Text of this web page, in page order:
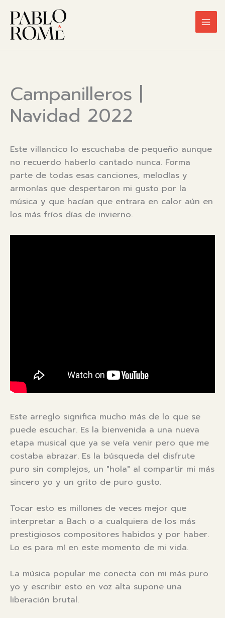
contenido
Campanilleros |
Navidad 2022
Este villancico lo escuchaba de pequeño aunque
no recuerdo haberlo cantado nunca. Forma
parte de todas esas canciones, melodías y
armonías que despertaron mi gusto por la
música y que hacían que entrara en calor aún en
los más fríos días de invierno.
Este arreglo significa mucho más de lo que se
puede escuchar. Es la bienvenida a una nueva
etapa musical que ya se veía venir pero que me
costaba abrazar. Es la búsqueda del disfrute
puro sin complejos, un "hola" al compartir mi más
sincero yo y un grito de puro gusto.
Tocar esto es millones de veces mejor que
interpretar a Bach o a cualquiera de los más
prestigiosos compositores habidos y por haber.
Lo es para mí en este momento de mi vida.
La música popular me conecta con mi más puro
yo y escribir esto en voz alta supone una
liberación brutal.